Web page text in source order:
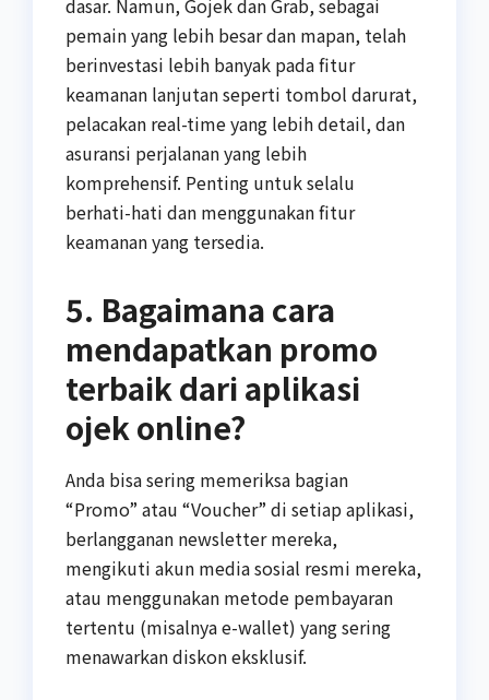
pemain yang lebih besar dan mapan, telah
berinvestasi lebih banyak pada fitur
keamanan lanjutan seperti tombol darurat,
pelacakan real-time yang lebih detail, dan
asuransi perjalanan yang lebih
komprehensif. Penting untuk selalu
berhati-hati dan menggunakan fitur
keamanan yang tersedia.
5. Bagaimana cara
mendapatkan promo
terbaik dari aplikasi
ojek online?
Anda bisa sering memeriksa bagian
“Promo” atau “Voucher” di setiap aplikasi,
berlangganan newsletter mereka,
mengikuti akun media sosial resmi mereka,
atau menggunakan metode pembayaran
tertentu (misalnya e-wallet) yang sering
menawarkan diskon eksklusif.